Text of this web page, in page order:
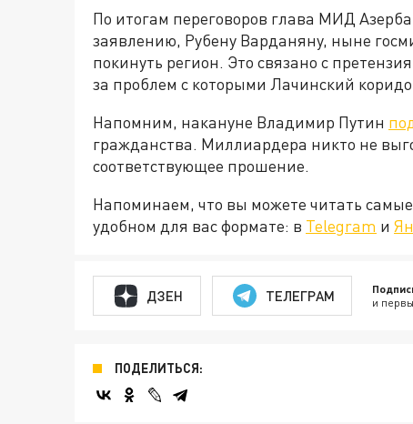
По итогам переговоров глава МИД
заявлению, Рубену Варданяну, ныне
покинуть регион. Это связано с
за проблем с которыми Лачинский
Напомним, накануне Владимир Путин
гражданства. Миллиардера никто не
соответствующее прошение.
Напоминаем, что вы можете читать
удобном для вас формате: в Telegram и
ДЗЕН ТЕЛЕГРАМ и
ПОДЕЛИТЬСЯ: